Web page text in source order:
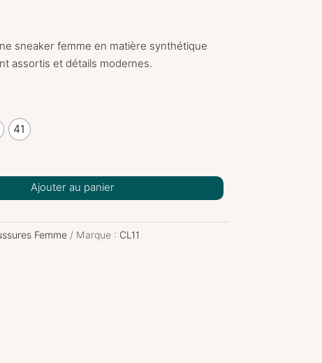
sneaker femme en matière synthétique
assortis et détails modernes.
41
Ajouter au panier
Femme Marque : CL11